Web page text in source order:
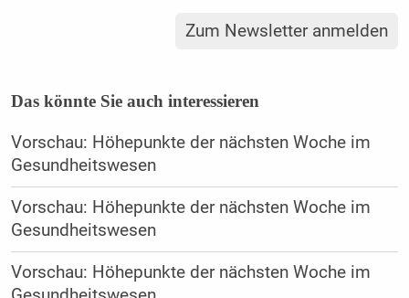
Zum Newsletter anmelden
Das könnte Sie auch interessieren
Vorschau: Höhepunkte der nächsten Woche im
Gesundheitswesen
Vorschau: Höhepunkte der nächsten Woche im
Gesundheitswesen
Vorschau: Höhepunkte der nächsten Woche im